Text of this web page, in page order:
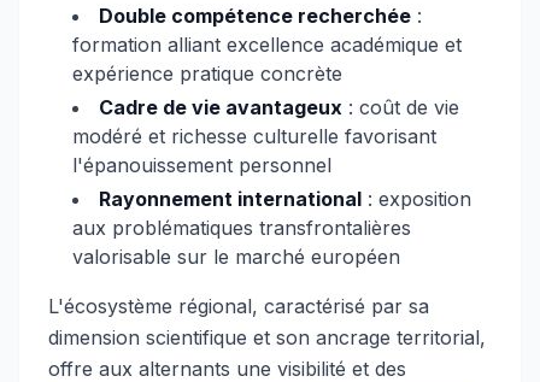
Double compétence recherchée :
formation alliant excellence académique et
expérience pratique concrète
Cadre de vie avantageux : coût de vie
modéré et richesse culturelle favorisant
l'épanouissement personnel
Rayonnement international : exposition
aux problématiques transfrontalières
valorisable sur le marché européen
L'écosystème régional, caractérisé par sa
dimension scientifique et son ancrage territorial,
offre aux alternants une visibilité et des